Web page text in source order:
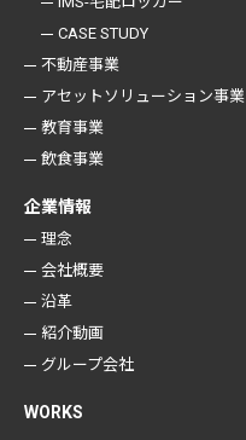
CASE STUDY
不動産事業
アセットソリューション事業
教育事業
飲食事業
企業情報
理念
会社概要
沿革
紹介動画
グループ会社
WORKS